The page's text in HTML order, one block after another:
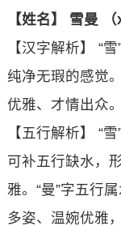
【姓名】 雪曼
【汉字解析】 “
纯净无瑕的感觉
优雅、才情出众。
【五行解析】 “
可补五行缺水，
雅。“曼”字五行
多姿、温婉优雅